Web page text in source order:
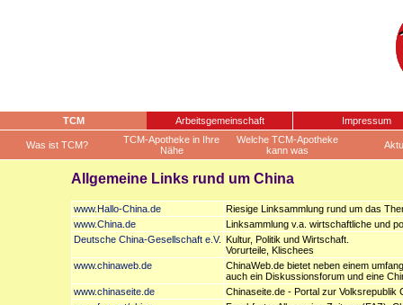
TCM Arbeitsgemeinschaft Impressum
Was ist TCM?
TCM-Apotheke in Ihre
Nähe
Welche TCM-Apotheke
kann was
Allgemeine Links rund um China
www.Hallo-China.de
Riesige Linksammlung rund um das
www.China.de
Linksammlung v.a. wirtschaftliche und
Deutsche China-Gesellschaft e.V. Kultur, Politik und Wirtschaft.
Vorurteile, Klischees
www.chinaweb.de
ChinaWeb.de bietet neben einem
auch ein Diskussionsforum und eine
www.chinaseite.de
Chinaseite.de - Portal zur Volksrepublik